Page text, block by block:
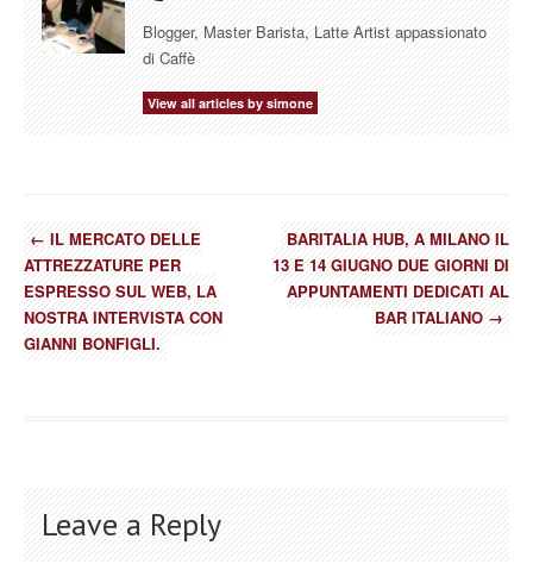
Blogger, Master Barista, Latte Artist appassionato
di Caffè
View all articles by simone
←IL MERCATO DELLE
ATTREZZATURE PER
ESPRESSO SUL WEB, LA
NOSTRA INTERVISTA CON
GIANNI BONFIGLI.
BARITALIA HUB, A MILANO IL
13 E 14 GIUGNO DUE GIORNI DI
APPUNTAMENTI DEDICATI AL
BAR ITALIANO→
Leave a Reply